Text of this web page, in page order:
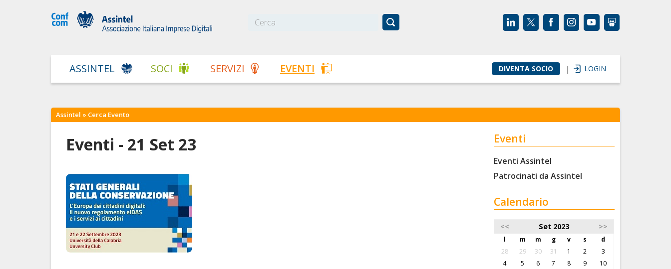
ASSINTEL SOCI SERVIZI EVENTI DIVENTA SOCIO | LOGIN
Assintel » Cerca Evento
Eventi - 21 Set 23 Eventi
Eventi Assintel
Patrocinati da Assintel
Calendario
<< Set 2023 >>
l m m g v s
d
28
29 30 31 1 2
3
4
5 6 7 8 9
10